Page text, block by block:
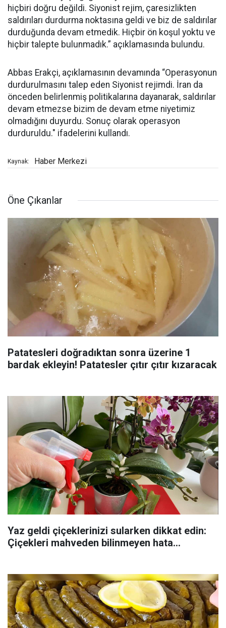
hiçbiri doğru değildi. Siyonist rejim, çaresizlikten
saldırıları durdurma noktasına geldi ve biz de saldırılar
durduğunda devam etmedik. Hiçbir ön koşul yoktu ve
hiçbir talepte bulunmadık.” açıklamasında bulundu.
Abbas Erakçi, açıklamasının devamında “Operasyonun
durdurulmasını talep eden Siyonist rejimdi. İran da
önceden belirlenmiş politikalarına dayanarak, saldırılar
devam etmezse bizim de devam etme niyetimiz
olmadığını duyurdu. Sonuç olarak operasyon
durduruldu." ifadelerini kullandı.
Kaynak: Haber Merkezi
Öne Çıkanlar
Patatesleri doğradıktan sonra üzerine 1
bardak ekleyin! Patatesler çıtır çıtır kızaracak
Yaz geldi çiçeklerinizi sularken dikkat edin:
Çiçekleri mahveden bilinmeyen hata...